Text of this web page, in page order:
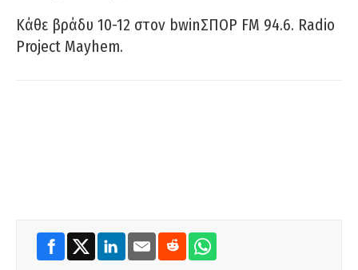
Κάθε βράδυ 10-12 στον bwinΣΠΟΡ FM 94.6. Radio
Project Mayhem.